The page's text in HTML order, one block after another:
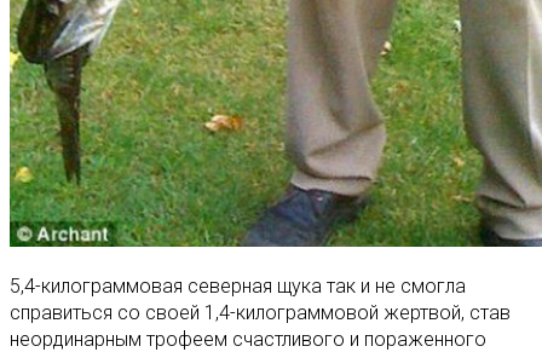
5,4-килограммовая северная щука так и не смогла
справиться со своей 1,4-килограммовой жертвой, став
неординарным трофеем счастливого и пораженного